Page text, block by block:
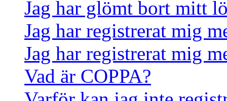
Jag har glömt bort mitt
Jag har registrerat mig
Jag har registrerat mig
Vad är COPPA?